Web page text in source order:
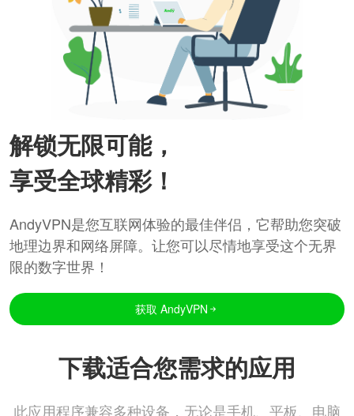
解锁无限可能，
享受全球精彩！
AndyVPN是您互联网体验的最佳伴侣，它帮助您突破
地理边界和网络屏障。让您可以尽情地享受这个无界
限的数字世界！
获取 AndyVPN
下载适合您需求的应用
此应用程序兼容多种设备，无论是手机、平板、电脑